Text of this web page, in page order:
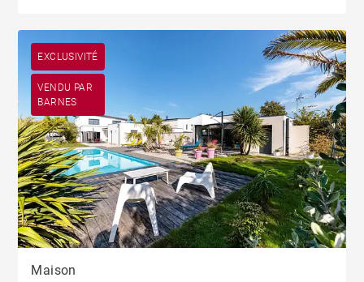
EXCLUSIVITÉ
VENDU PAR
BARNES
Maison